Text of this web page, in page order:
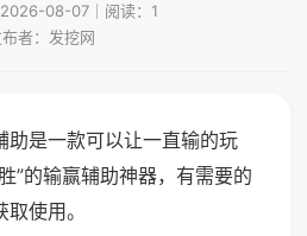
08-07｜阅读：1
布者：发挖网
助是一款可以让一直输的玩
”的输赢辅助神器，有需要的
使用。